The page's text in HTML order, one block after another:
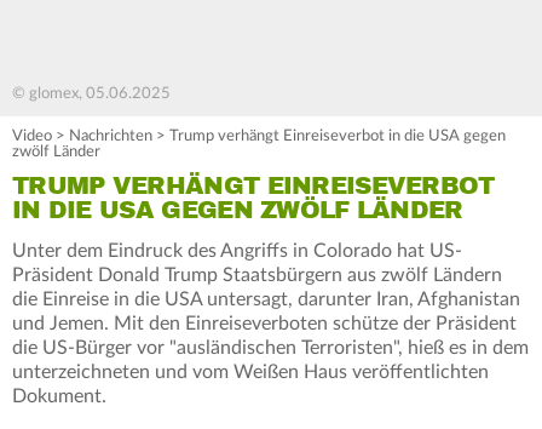
© glomex, 05.06.2025
Video > Nachrichten > Trump verhängt Einreiseverbot in die USA gegen
zwölf Länder
TRUMP VERHÄNGT EINREISEVERBOT
IN DIE USA GEGEN ZWÖLF LÄNDER
Unter dem Eindruck des Angriffs in Colorado hat US-
Präsident Donald Trump Staatsbürgern aus zwölf Ländern
die Einreise in die USA untersagt, darunter Iran, Afghanistan
und Jemen. Mit den Einreiseverboten schütze der Präsident
die US-Bürger vor "ausländischen Terroristen", hieß es in dem
unterzeichneten und vom Weißen Haus veröffentlichten
Dokument.